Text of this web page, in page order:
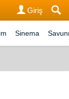
Giriş
Sinema